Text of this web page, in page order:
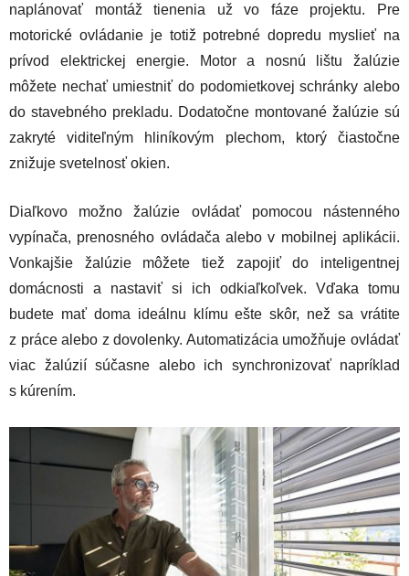
naplánovať montáž tienenia už vo fáze projektu. Pre
motorické ovládanie je totiž potrebné dopredu myslieť na
prívod elektrickej energie. Motor a nosnú lištu žalúzie
môžete nechať umiestniť do podomietkovej schránky alebo
do stavebného prekladu. Dodatočne montované žalúzie sú
zakryté viditeľným hliníkovým plechom, ktorý čiastočne
znižuje svetelnosť okien.
Diaľkovo možno žalúzie ovládať pomocou nástenného
vypínača, prenosného ovládača alebo v mobilnej aplikácii.
Vonkajšie žalúzie môžete tiež zapojiť do inteligentnej
domácnosti a nastaviť si ich odkiaľkoľvek. Vďaka tomu
budete mať doma ideálnu klímu ešte skôr, než sa vrátite
z práce alebo z dovolenky. Automatizácia umožňuje ovládať
viac žalúzií súčasne alebo ich synchronizovať napríklad
s kúrením.